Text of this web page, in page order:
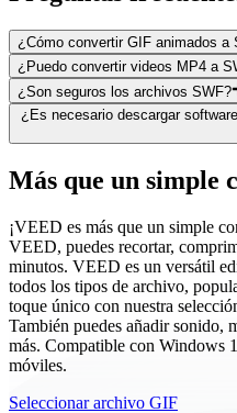
¿Cómo convertir GIF animados a
¿Puedo convertir videos MP4 a
¿Son seguros los archivos SWF?
¿Es necesario descargar
Más que un simple
¡VEED es más que un simple
VEED, puedes recortar,
minutos. VEED es un versátil
todos los tipos de archivo,
toque único con nuestra
También puedes añadir sonido,
más. Compatible con Windows
móviles.
Seleccionar archivo GIF